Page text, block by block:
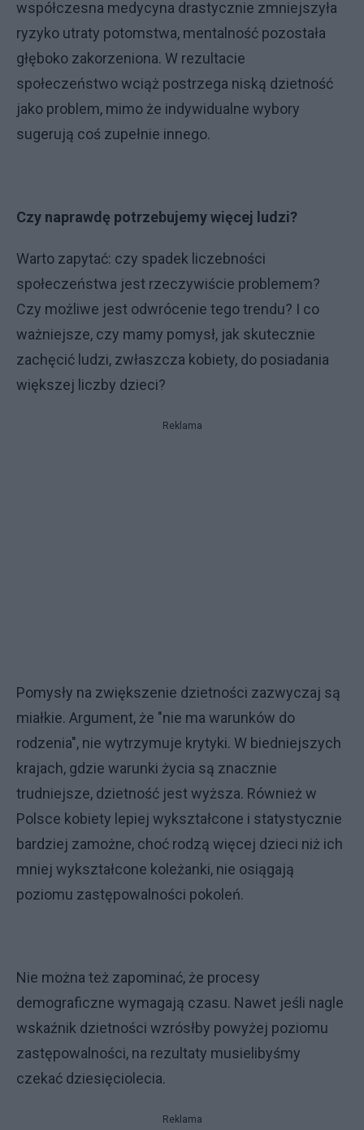
współczesna medycyna drastycznie zmniejszyła
ryzyko utraty potomstwa, mentalność pozostała
głęboko zakorzeniona. W rezultacie
społeczeństwo wciąż postrzega niską dzietność
jako problem, mimo że indywidualne wybory
sugerują coś zupełnie innego.
Czy naprawdę potrzebujemy więcej ludzi?
Warto zapytać: czy spadek liczebności
społeczeństwa jest rzeczywiście problemem?
Czy możliwe jest odwrócenie tego trendu? I co
ważniejsze, czy mamy pomysł, jak skutecznie
zachęcić ludzi, zwłaszcza kobiety, do posiadania
większej liczby dzieci?
Reklama
Pomysły na zwiększenie dzietności zazwyczaj są
miałkie. Argument, że "nie ma warunków do
rodzenia", nie wytrzymuje krytyki. W biedniejszych
krajach, gdzie warunki życia są znacznie
trudniejsze, dzietność jest wyższa. Również w
Polsce kobiety lepiej wykształcone i statystycznie
bardziej zamożne, choć rodzą więcej dzieci niż ich
mniej wykształcone koleżanki, nie osiągają
poziomu zastępowalności pokoleń.
Nie można też zapominać, że procesy
demograficzne wymagają czasu. Nawet jeśli nagle
wskaźnik dzietności wzrósłby powyżej poziomu
zastępowalności, na rezultaty musielibyśmy
czekać dziesięciolecia.
Reklama